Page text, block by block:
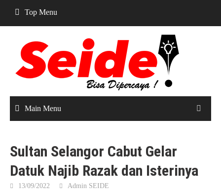
content
Top Menu
Main Menu
Sultan Selangor Cabut Gelar
Datuk Najib Razak dan Isterinya
13/09/2022 Admin SEIDE